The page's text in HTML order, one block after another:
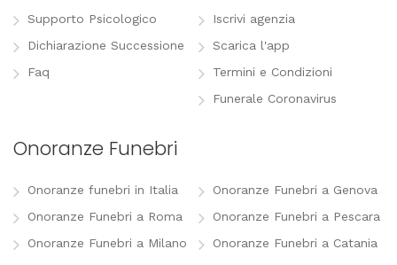
Supporto Psicologico
Dichiarazione Successione
Faq
Iscrivi agenzia
Scarica l'app
Termini e Condizioni
Funerale Coronavirus
Onoranze Funebri
Onoranze funebri in Italia
Onoranze Funebri a Roma
Onoranze Funebri a Milano
Onoranze Funebri a Genova
Onoranze Funebri a Pescara
Onoranze Funebri a Catania